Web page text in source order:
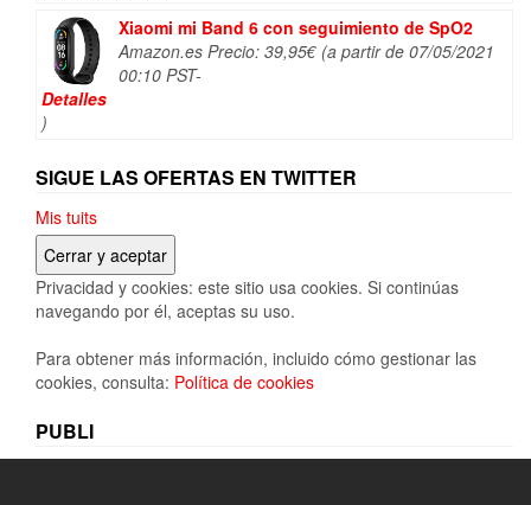
Xiaomi mi Band 6 con seguimiento de SpO2
Amazon.es Precio: 39,95€ (a partir de 07/05/2021
00:10 PST-
Detalles
)
SIGUE LAS OFERTAS EN TWITTER
Mis tuits
Privacidad y cookies: este sitio usa cookies. Si continúas
navegando por él, aceptas su uso.
Para obtener más información, incluido cómo gestionar las
cookies, consulta: Política de cookies
PUBLI